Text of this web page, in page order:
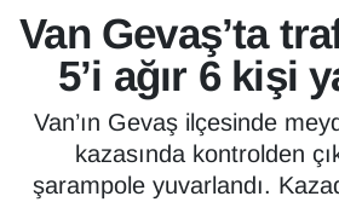
Van Gevaş’ta
5’i ağır 6 kişi
Van’ın Gevaş ilçesinde
kazasında kontrolden
şarampole yuvarlandı.
Biyografi
Bölge Haberleri
ÇEVRE
Van Trafik Yoğunluk Haritası
Süper Lig Puan Durumu ve
Tüm Manşetler